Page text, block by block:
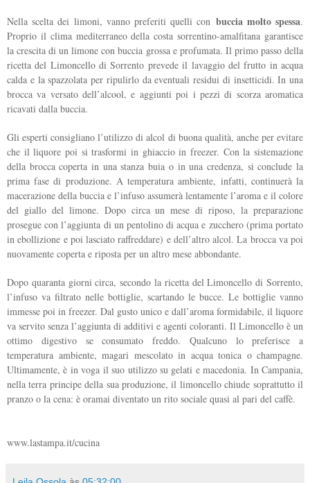
Nella scelta dei limoni, vanno preferiti quelli con buccia molto spessa.
Proprio il clima mediterraneo della costa sorrentino-amalfitana garantisce
la crescita di un limone con buccia grossa e profumata. Il primo passo della
ricetta del Limoncello di Sorrento prevede il lavaggio del frutto in acqua
calda e la spazzolata per ripulirlo da eventuali residui di insetticidi. In una
brocca va versato dell’alcool, e aggiunti poi i pezzi di scorza aromatica
ricavati dalla buccia.
Gli esperti consigliano l’utilizzo di alcol di buona qualità, anche per evitare
che il liquore poi si trasformi in ghiaccio in freezer. Con la sistemazione
della brocca coperta in una stanza buia o in una credenza, si conclude la
prima fase di produzione. A temperatura ambiente, infatti, continuerà la
macerazione della buccia e l’infuso assumerà lentamente l’aroma e il colore
del giallo del limone. Dopo circa un mese di riposo, la preparazione
prosegue con l’aggiunta di un pentolino di acqua e zucchero (prima portato
in ebollizione e poi lasciato raffreddare) e dell’altro alcol. La brocca va poi
nuovamente coperta e riposta per un altro mese abbondante.
Dopo quaranta giorni circa, secondo la ricetta del Limoncello di Sorrento,
l’infuso va filtrato nelle bottiglie, scartando le bucce. Le bottiglie vanno
immesse poi in freezer. Dal gusto unico e dall’aroma formidabile, il liquore
va servito senza l’aggiunta di additivi e agenti coloranti. Il Limoncello è un
ottimo digestivo se consumato freddo. Qualcuno lo preferisce a
temperatura ambiente, magari mescolato in acqua tonica o champagne.
Ultimamente, è in voga il suo utilizzo su gelati e macedonia. In Campania,
nella terra principe della sua produzione, il limoncello chiude soprattutto il
pranzo o la cena: è oramai diventato un rito sociale quasi al pari del caffè.
www.lastampa.it/cucina